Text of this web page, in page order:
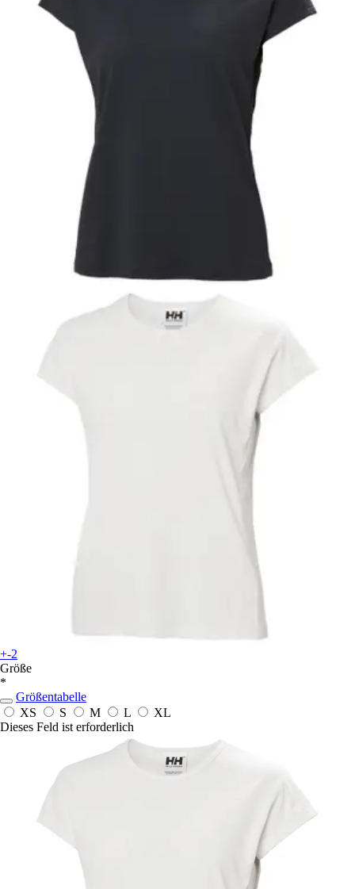
+-2
Größe
*
Größentabelle
XS
S M L
XL
Dieses Feld ist erforderlich